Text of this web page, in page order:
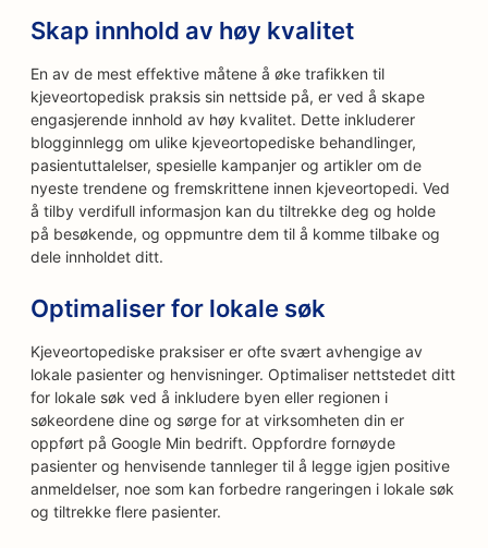
Skap innhold av høy kvalitet
En av de mest effektive måtene å øke trafikken til
kjeveortopedisk praksis sin nettside på, er ved å skape
engasjerende innhold av høy kvalitet. Dette inkluderer
blogginnlegg om ulike kjeveortopediske behandlinger,
pasientuttalelser, spesielle kampanjer og artikler om de
nyeste trendene og fremskrittene innen kjeveortopedi. Ved
å tilby verdifull informasjon kan du tiltrekke deg og holde
på besøkende, og oppmuntre dem til å komme tilbake og
dele innholdet ditt.
Optimaliser for lokale søk
Kjeveortopediske praksiser er ofte svært avhengige av
lokale pasienter og henvisninger. Optimaliser nettstedet ditt
for lokale søk ved å inkludere byen eller regionen i
søkeordene dine og sørge for at virksomheten din er
oppført på Google Min bedrift. Oppfordre fornøyde
pasienter og henvisende tannleger til å legge igjen positive
anmeldelser, noe som kan forbedre rangeringen i lokale søk
og tiltrekke flere pasienter.